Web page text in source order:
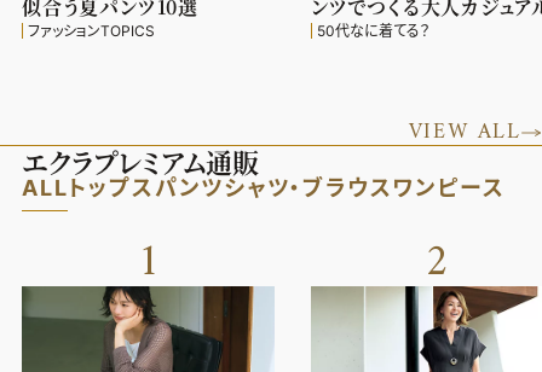
似合う夏パンツ10選
ファッションTOPICS
ンツでつくる大人カジュア
50代なに着てる？
VIEW ALL
エクラプレミアム通販
ALLトップス パンツシャツ・ブラウス ワンピース
1 2